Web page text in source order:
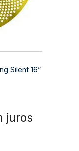
Silent 16”
juros